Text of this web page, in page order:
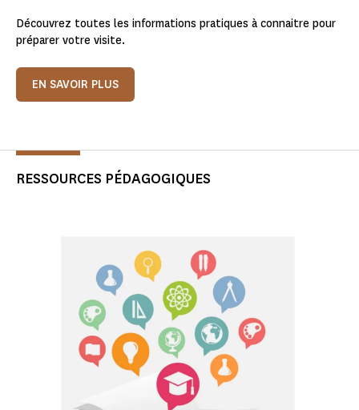
Découvrez toutes les informations pratiques à connaitre pour
préparer votre visite.
EN SAVOIR PLUS
RESSOURCES PÉDAGOGIQUES